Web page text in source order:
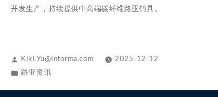
开发生产，持续提供中高端碳纤维路亚钓具。
Kiki.Yu@informa.com
2025-12-12
路亚资讯